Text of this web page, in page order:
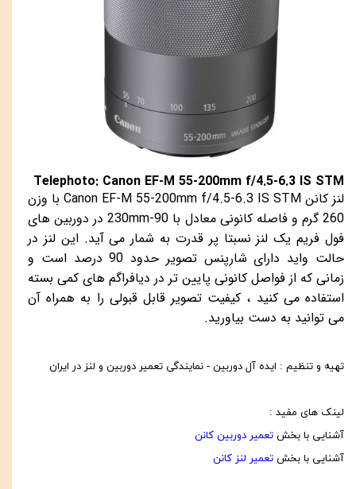
Telephoto: Canon EF-M 55-200mm f/4.5-6.3 IS STM
لنز کانن Canon EF-M 55-200mm f/4.5-6.3 IS STM با وزن
260 گرم و فاصله کانونی معادل با
90-230mm
در دوربین های
فول فریم یک لنز نسبتا پر قدرت به شمار می آید. این لنز در
حالت واید دارای شارپنس تصویر حدود 90 درصد است و
زمانی که از فواصل کانونی پایین تر در دیافراگم های کمی بسته
استفاده می کنید ، کیفیت تصویر قابل قبولی را به همراه آن
می توانید به دست بیاورید.
تهیه و تنظیم : ایده آل دوربین - نمایندگی تعمیر دوربین و لنز در ایران
لینک های مفید :
آشنایی با بخش تعمیر دوربین کانن
آشنایی با بخش تعمیر لنز کانن